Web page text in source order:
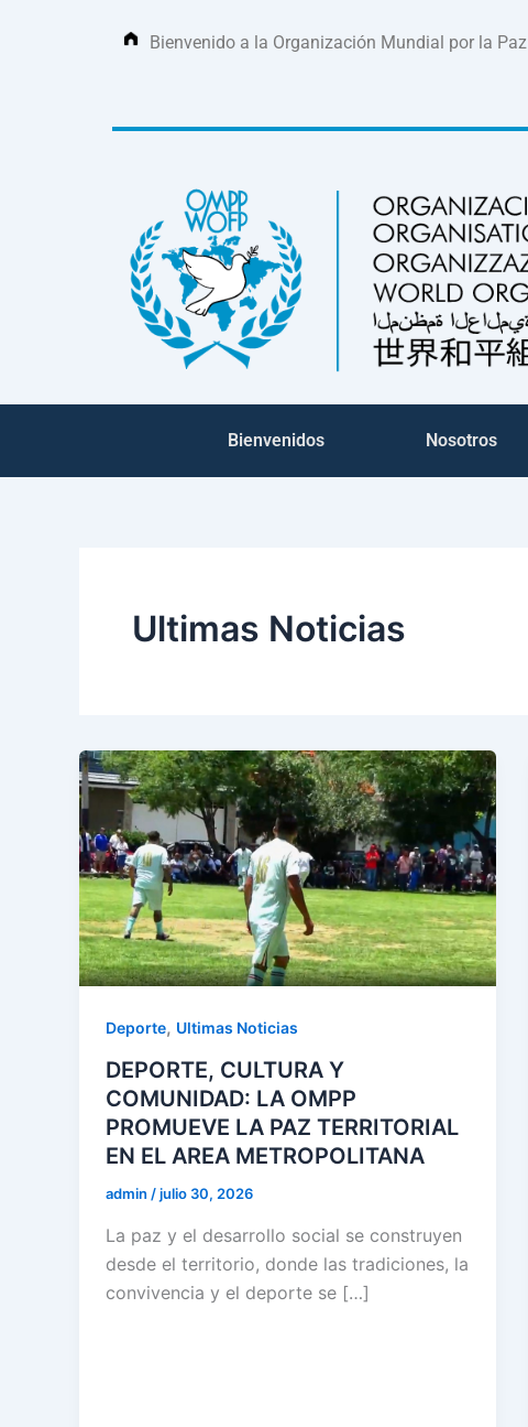
Bienvenido a la Organización Mundial por la Paz
Bienvenidos Nosotros
Ultimas Noticias
Deporte, Ultimas Noticias
DEPORTE, CULTURA Y
COMUNIDAD: LA OMPP
PROMUEVE LA PAZ TERRITORIAL
EN EL AREA METROPOLITANA
admin /julio 30, 2026
La paz y el desarrollo social se construyen
desde el territorio, donde las tradiciones, la
convivencia y el deporte se […]